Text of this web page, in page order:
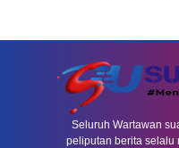
Seluruh Wartawan
peliputan berita selalu